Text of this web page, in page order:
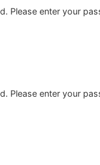
Please enter your
Please enter your